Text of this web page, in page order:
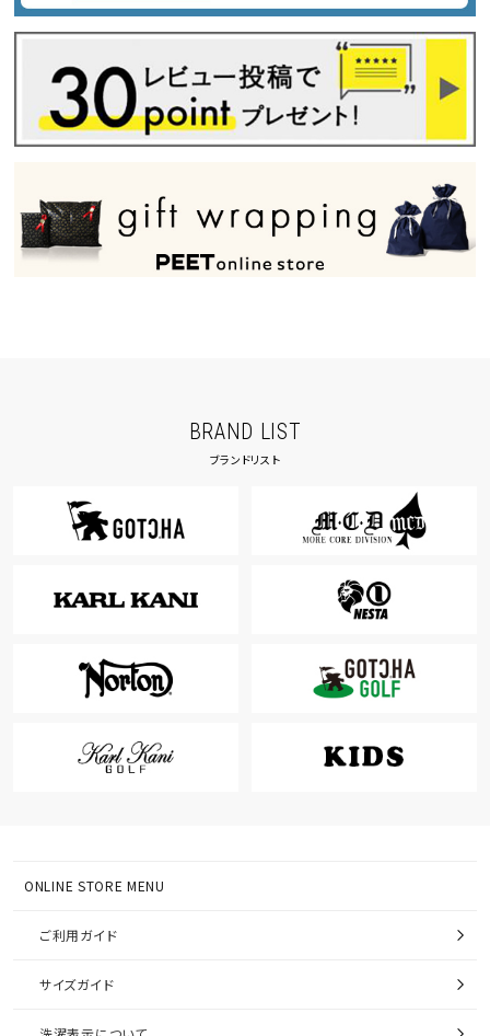
BRAND LIST
ブランドリスト
ONLINE STORE MENU
ご利用ガイド
サイズガイド